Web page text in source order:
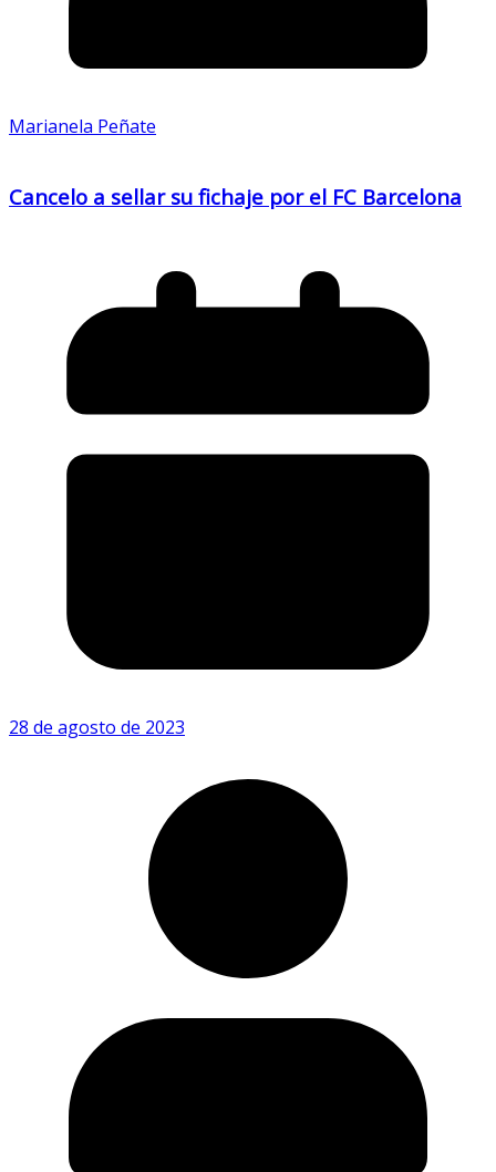
Marianela Peñate
Cancelo a sellar su fichaje por el FC Barcelona
28 de agosto de 2023